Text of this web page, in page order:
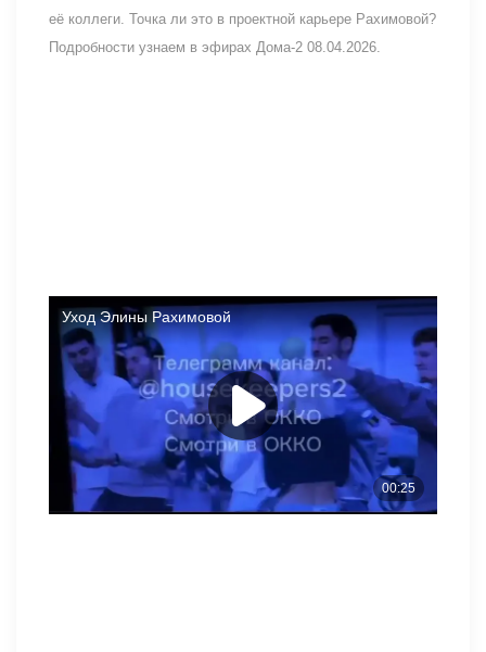
её коллеги. Точка ли это в проектной карьере Рахимовой?
Подробности узнаем в эфирах Дома-2 08.04.2026.
Куда отправится Элина дальше, узнаем и обсудим в
последних новостях проекта. На данный момент она
планирует пожить несколько дней у своей подруги и
парикмахера Анны, потом встретится с братом и хочет
улететь с ним в отпуск.